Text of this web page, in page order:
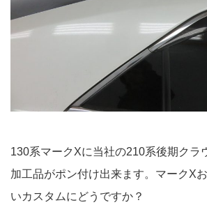
130系マークXに当社の210系後期クラ
加工品がポン付け出来ます。マークX
いカスタムにどうですか？